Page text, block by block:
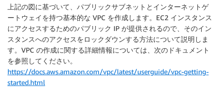
上記の図に基づいて、パブリックサブネットとインターネットゲ
ートウェイを持つ基本的な VPC を作成します。EC2 インスタンス
にアクセスするためのパブリック IP が提供されるので、そのイン
スタンスへのアクセスをロックダウンする方法について説明しま
す。VPC の作成に関する詳細情報については、次のドキュメント
を参照してください。
https://docs.aws.amazon.com/vpc/latest/userguide/vpc-getting-
started.html